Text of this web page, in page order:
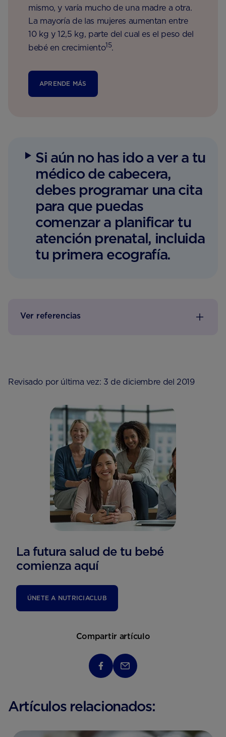
mismo, y varía mucho de una madre a otra.
La mayoría de las mujeres aumentan entre
10 kg y 12,5 kg, parte del cual es el peso del
bebé en crecimiento15.
APRENDE MÁS
Si aún no has ido a ver a tu
médico de cabecera,
debes programar una cita
para que puedas
comenzar a planificar tu
atención prenatal, incluida
tu primera ecografía.
Ver referencias
Revisado por última vez: 3 de diciembre del 2019
La futura salud de tu bebé
comienza aquí
ÚNETE A NUTRICIACLUB
Compartir artículo
Artículos relacionados: